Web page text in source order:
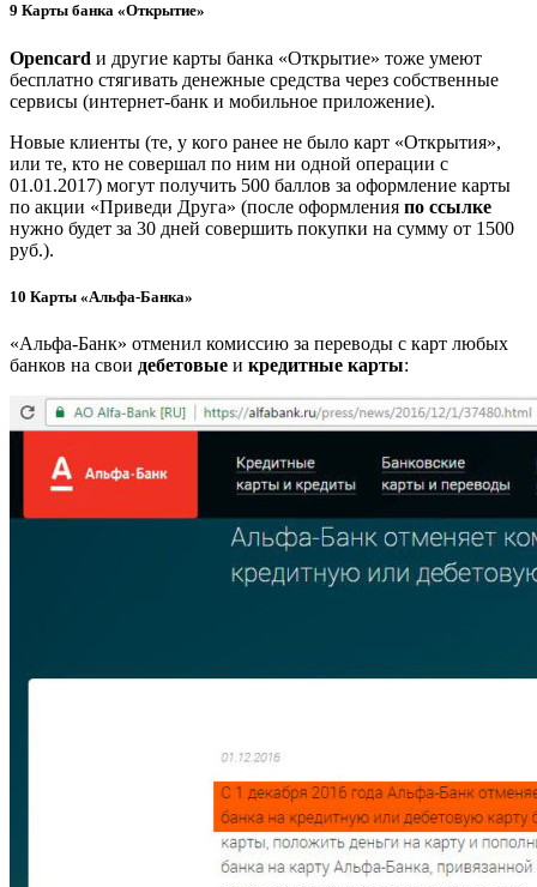
9 Карты банка «Открытие»
Opencard и другие карты банка «Открытие» тоже умеют
бесплатно стягивать денежные средства через собственные
сервисы (интернет-банк и мобильное приложение).
Новые клиенты (те, у кого ранее не было карт «Открытия»,
или те, кто не совершал по ним ни одной операции с
01.01.2017) могут получить 500 баллов за оформление карты
по акции «Приведи Друга» (после оформления по ссылке
нужно будет за 30 дней совершить покупки на сумму от 1500
руб.).
10 Карты «Альфа-Банка»
«Альфа-Банк» отменил комиссию за переводы с карт любых
банков на свои дебетовые и кредитные карты: